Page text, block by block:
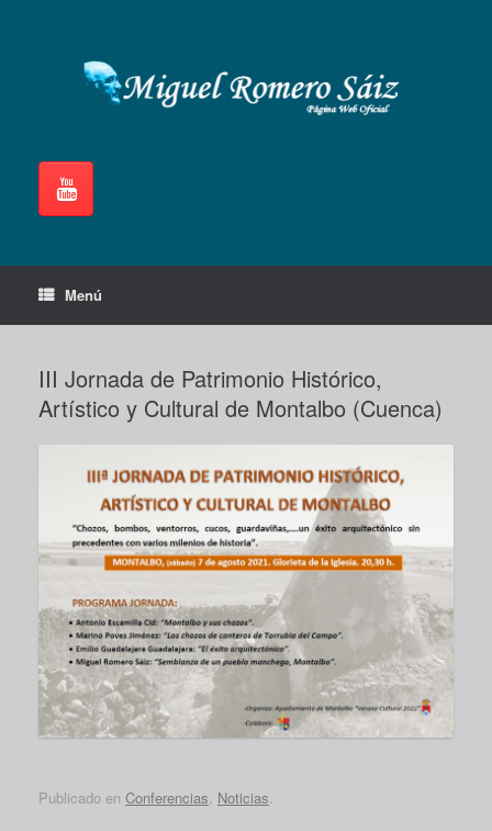
Menú
III Jornada de Patrimonio Histórico,
Artístico y Cultural de Montalbo (Cuenca)
Publicado en Conferencias, Noticias.